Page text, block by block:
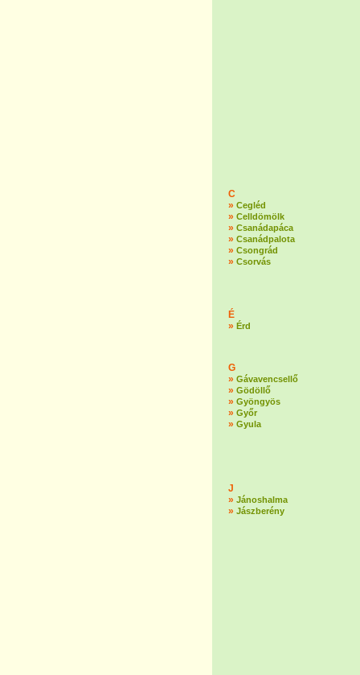
C
» Cegléd
» Celldömölk
» Csanádapáca
» Csanádpalota
» Csongrád
» Csorvás
É
» Érd
G
» Gávavencsellő
» Gödöllő
» Gyöngyös
» Győr
» Gyula
J
» Jánoshalma
» Jászberény